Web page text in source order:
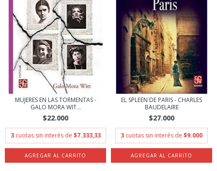
MUJERES EN LAS TORMENTAS -
GALO MORA WIT...
$22.000
3 cuotas sin interés de $7.333,33
EL SPLEEN DE PARIS - CHARLES
BAUDELAIRE
$27.000
3 cuotas sin interés de $9.000